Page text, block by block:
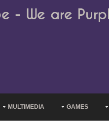
- We are
MULTIMEDIA GAMES